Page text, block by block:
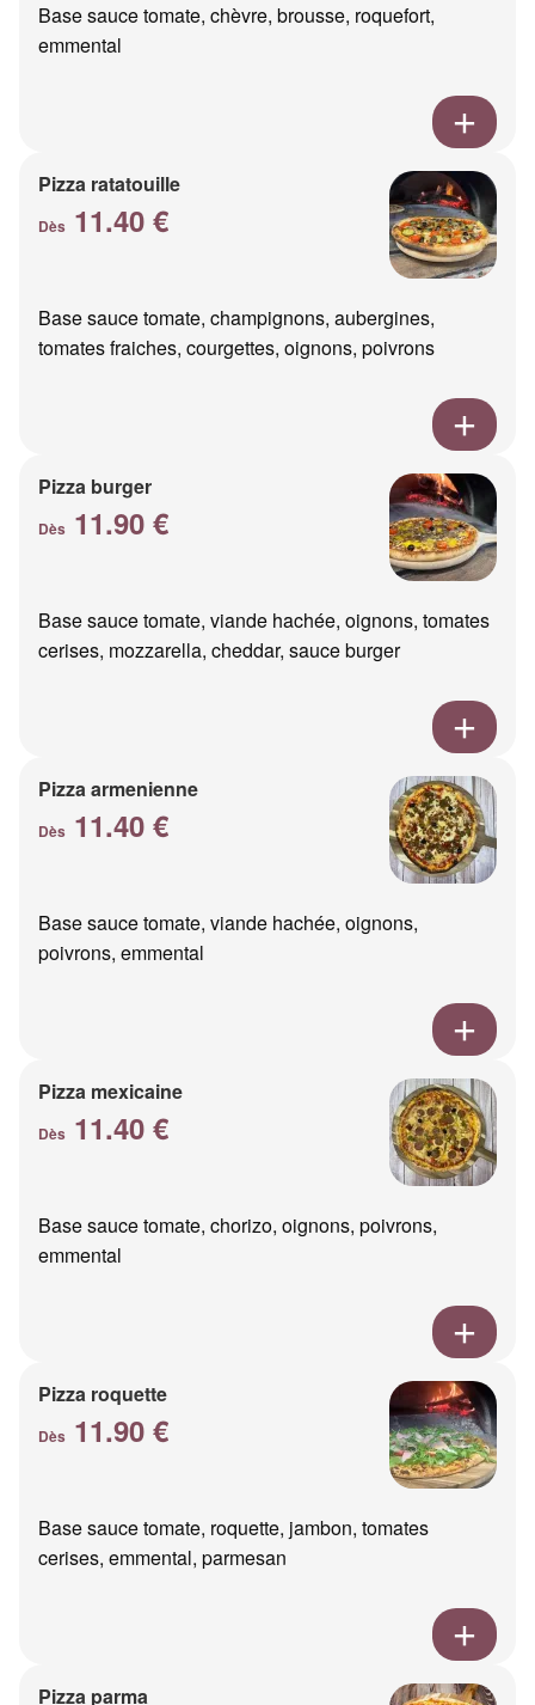
Base sauce tomate, chèvre, brousse, roquefort,
emmental
Pizza ratatouille
Dès 11.40 €
Base sauce tomate, champignons, aubergines,
tomates fraiches, courgettes, oignons, poivrons
Pizza burger
Dès 11.90 €
Base sauce tomate, viande hachée, oignons, tomates
cerises, mozzarella, cheddar, sauce burger
Pizza armenienne
Dès 11.40 €
Base sauce tomate, viande hachée, oignons,
poivrons, emmental
Pizza mexicaine
Dès 11.40 €
Base sauce tomate, chorizo, oignons, poivrons,
emmental
Pizza roquette
Dès 11.90 €
Base sauce tomate, roquette, jambon, tomates
cerises, emmental, parmesan
Pizza parma